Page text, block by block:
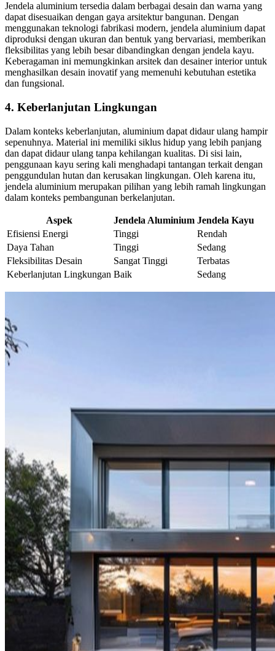
Jendela aluminium tersedia dalam berbagai desain dan warna yang
dapat disesuaikan dengan gaya arsitektur bangunan. Dengan
menggunakan teknologi fabrikasi modern, jendela aluminium dapat
diproduksi dengan ukuran dan bentuk yang bervariasi, memberikan
fleksibilitas yang lebih besar dibandingkan dengan jendela kayu.
Keberagaman ini memungkinkan arsitek dan desainer interior untuk
menghasilkan desain inovatif yang memenuhi kebutuhan estetika
dan fungsional.
4. Keberlanjutan Lingkungan
Dalam konteks keberlanjutan, aluminium dapat didaur ulang hampir
sepenuhnya. Material ini memiliki siklus hidup yang lebih panjang
dan dapat didaur ulang tanpa kehilangan kualitas. Di sisi lain,
penggunaan kayu sering kali menghadapi tantangan terkait dengan
penggundulan hutan dan kerusakan lingkungan. Oleh karena itu,
jendela aluminium merupakan pilihan yang lebih ramah lingkungan
dalam konteks pembangunan berkelanjutan.
Aspek Jendela Aluminium Jendela Kayu
Efisiensi Energi
Tinggi
Rendah
Daya Tahan
Tinggi
Sedang
Fleksibilitas Desain
Sangat Tinggi
Terbatas
Keberlanjutan Lingkungan Baik Sedang